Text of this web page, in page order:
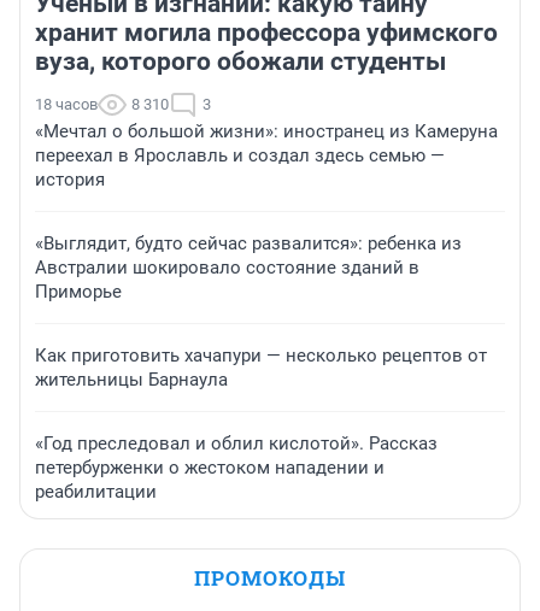
хранит могила профессора уфимского
вуза, которого обожали студенты
18 часов 8 310 3
«Мечтал о большой жизни»: иностранец из Камеруна
переехал в Ярославль и создал здесь семью —
история
«Выглядит, будто сейчас развалится»: ребенка из
Австралии шокировало состояние зданий в
Приморье
Как приготовить хачапури — несколько рецептов от
жительницы Барнаула
«Год преследовал и облил кислотой». Рассказ
петербурженки о жестоком нападении и
реабилитации
ПРОМОКОДЫ